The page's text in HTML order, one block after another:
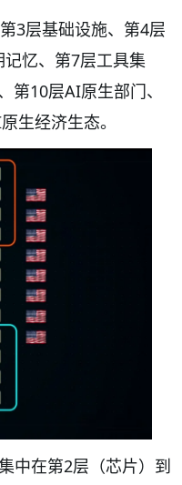
3层基础设施、第4层
忆、第7层工具集
10层AI原生部门、
生经济生态。
中在第2层（芯片）到